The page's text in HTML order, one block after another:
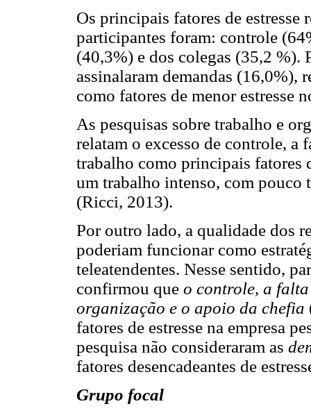
Os principais fatores de
participantes foram: controle
(40,3%) e dos colegas (35,2 %).
assinalaram demandas (16,0%),
como fatores de menor estresse
As pesquisas sobre trabalho e
relatam o excesso de controle, a
trabalho como principais fatores
um trabalho intenso, com pouco
(Ricci, 2013).
Por outro lado, a qualidade dos
poderiam funcionar como
teleatendentes. Nesse sentido,
confirmou que o controle, a
organização e o apoio da chefia
fatores de estresse na empresa
pesquisa não consideraram as
fatores desencadeantes de
Grupo focal